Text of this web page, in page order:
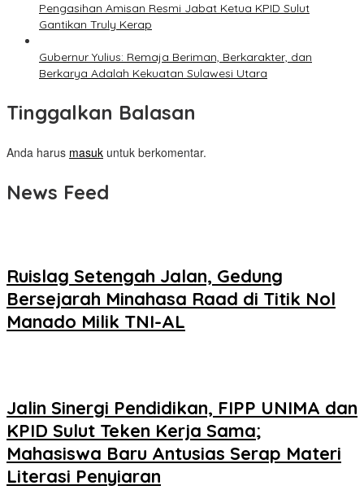
Pengasihan Amisan Resmi Jabat Ketua KPID Sulut
Gantikan Truly Kerap
Gubernur Yulius: Remaja Beriman, Berkarakter, dan
Berkarya Adalah Kekuatan Sulawesi Utara
Tinggalkan Balasan
Anda harus masuk untuk berkomentar.
News Feed
Ruislag Setengah Jalan, Gedung
Bersejarah Minahasa Raad di Titik Nol
Manado Milik TNI-AL
Jalin Sinergi Pendidikan, FIPP UNIMA dan
KPID Sulut Teken Kerja Sama;
Mahasiswa Baru Antusias Serap Materi
Literasi Penyiaran